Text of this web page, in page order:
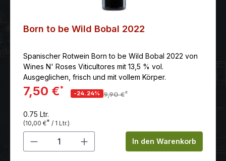
Born to be Wild Bobal 2022
Spanischer Rotwein Born to be Wild Bobal 2022 von
Wines N' Roses Viticultores mit 13,5 % vol.
Ausgeglichen, frisch und mit vollem Körper.
7,50 €*
-24.24% 9,90 €*
0.75 Ltr.
(10,00 €* / 1 Ltr.)
Produkt Anzahl: Gib denIn den Warenkorb